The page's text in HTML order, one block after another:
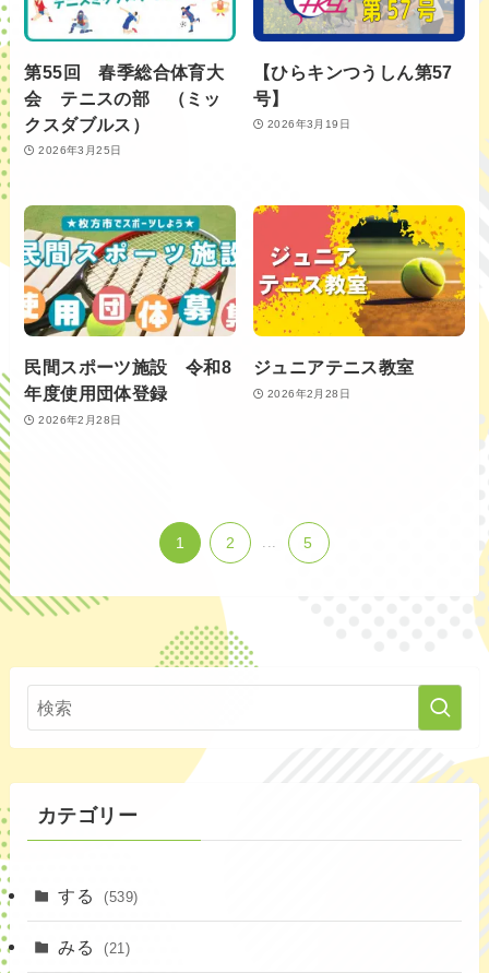
第55回 春季総合体育大
会 テニスの部 （ミッ
クスダブルス）
2026年3月25日
【ひらキンつうしん第57
号】
2026年3月19日
民間スポーツ施設 令和8
年度使用団体登録
2026年2月28日
ジュニアテニス教室
2026年2月28日
1 2 ... 5
カテゴリー
する (539)
みる (21)